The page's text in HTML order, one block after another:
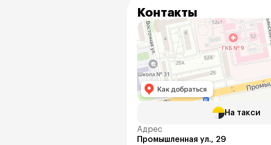
Контакты
На такси
Адрес
Промышленная ул., 29